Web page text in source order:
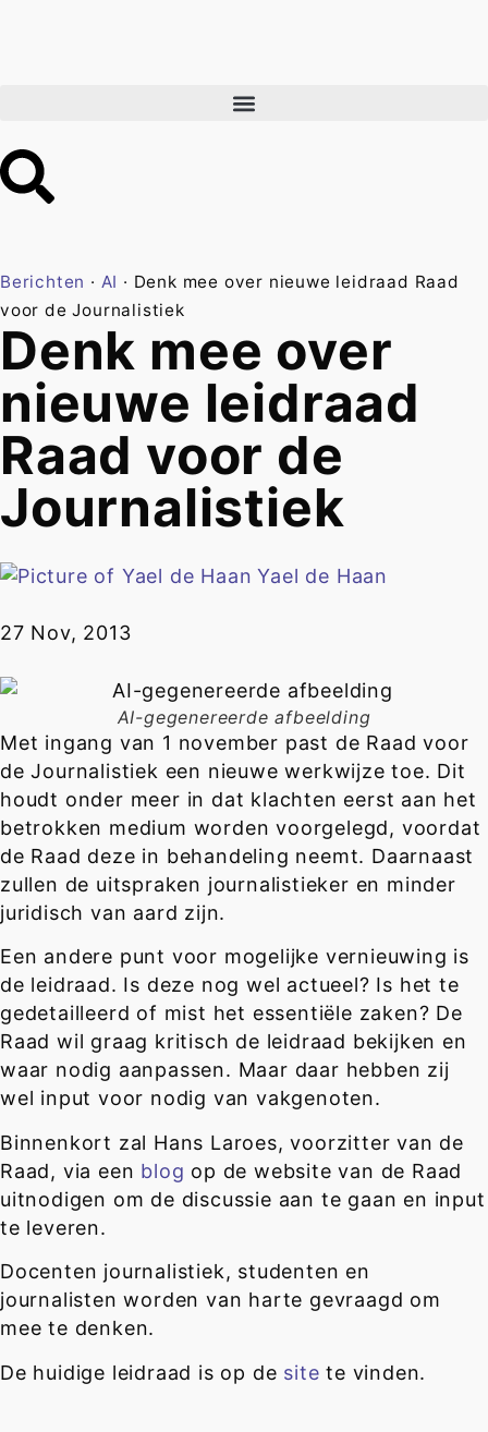
Berichten · AI · Denk mee over nieuwe leidraad Raad
voor de Journalistiek
Denk mee over
nieuwe leidraad
Raad voor de
Journalistiek
Yael de Haan
27 Nov, 2013
AI-gegenereerde afbeelding
Met ingang van 1 november past de Raad voor
de Journalistiek een nieuwe werkwijze toe. Dit
houdt onder meer in dat klachten eerst aan het
betrokken medium worden voorgelegd, voordat
de Raad deze in behandeling neemt. Daarnaast
zullen de uitspraken journalistieker en minder
juridisch van aard zijn.
Een andere punt voor mogelijke vernieuwing is
de leidraad. Is deze nog wel actueel? Is het te
gedetailleerd of mist het essentiële zaken? De
Raad wil graag kritisch de leidraad bekijken en
waar nodig aanpassen. Maar daar hebben zij
wel input voor nodig van vakgenoten.
Binnenkort zal Hans Laroes, voorzitter van de
Raad, via een blog op de website van de Raad
uitnodigen om de discussie aan te gaan en input
te leveren.
Docenten journalistiek, studenten en
journalisten worden van harte gevraagd om
mee te denken.
De huidige leidraad is op de site te vinden.